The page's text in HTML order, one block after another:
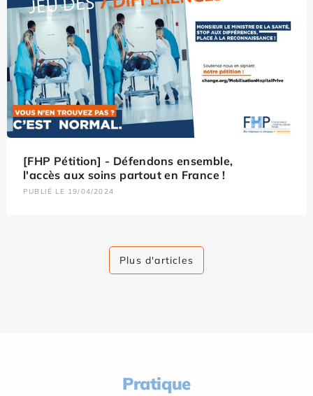
[FHP Pétition] - Défendons ensemble,
l'accès aux soins partout en France !
PUBLIÉ LE 19/04/2024
Plus d'articles
Pratique